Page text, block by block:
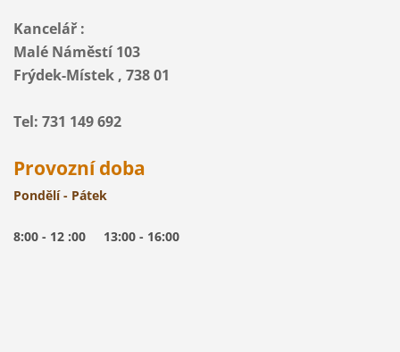
Kancelář :
Malé Náměstí 103
Frýdek-Místek , 738 01
Tel: 731 149 692
Provozní doba
Pondělí - Pátek
8:00 - 12 :00 13:00 - 16:00